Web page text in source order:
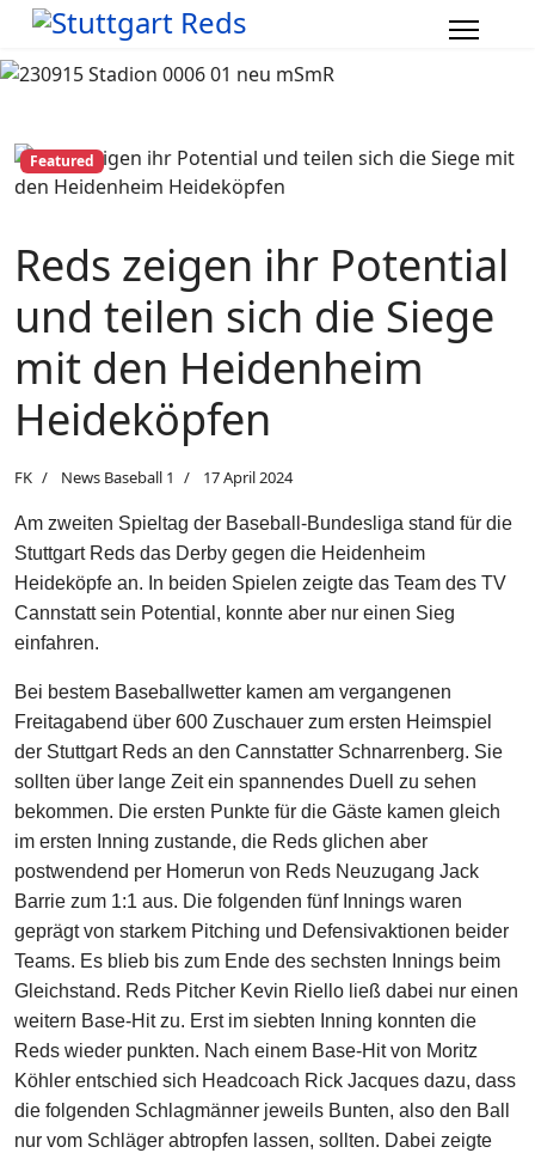
Featured
Reds zeigen ihr Potential
und teilen sich die Siege
mit den Heidenheim
Heideköpfen
FK News Baseball 1 17 April 2024
Am zweiten Spieltag der Baseball-Bundesliga stand für die
Stuttgart Reds das Derby gegen die Heidenheim
Heideköpfe an. In beiden Spielen zeigte das Team des TV
Cannstatt sein Potential, konnte aber nur einen Sieg
einfahren.
Bei bestem Baseballwetter kamen am vergangenen
Freitagabend über 600 Zuschauer zum ersten Heimspiel
der Stuttgart Reds an den Cannstatter Schnarrenberg. Sie
sollten über lange Zeit ein spannendes Duell zu sehen
bekommen. Die ersten Punkte für die Gäste kamen gleich
im ersten Inning zustande, die Reds glichen aber
postwendend per Homerun von Reds Neuzugang Jack
Barrie zum 1:1 aus. Die folgenden fünf Innings waren
geprägt von starkem Pitching und Defensivaktionen beider
Teams. Es blieb bis zum Ende des sechsten Innings beim
Gleichstand. Reds Pitcher Kevin Riello ließ dabei nur einen
weitern Base-Hit zu. Erst im siebten Inning konnten die
Reds wieder punkten. Nach einem Base-Hit von Moritz
Köhler entschied sich Headcoach Rick Jacques dazu, dass
die folgenden Schlagmänner jeweils Bunten, also den Ball
nur vom Schläger abtropfen lassen, sollten. Dabei zeigte